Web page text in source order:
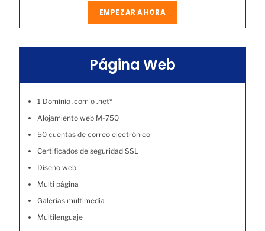
EMPEZAR AHORA
Página Web
1 Dominio .com o .net*
Alojamiento web M-750
50 cuentas de correo electrónico
Certificados de seguridad SSL
Diseño web
Multi página
Galerías multimedia
Multilenguaje